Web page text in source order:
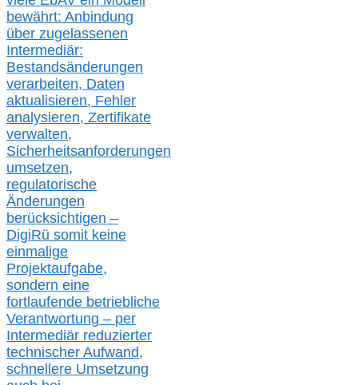
bewährt: Anbindung
über zugelassenen
Intermediär:
Bestandsänderungen
verarbeiten, Daten
aktualisieren, Fehler
analysieren, Zertifikate
verwalten,
Sicherheitsanforderungen
umsetzen,
regulatorische
Änderungen
berücksichtigen –
DigiRü somit keine
einmalige
Projektaufgabe,
sondern eine
fortlaufende betriebliche
Verantwortung – per
Intermediär reduzierter
technischer Aufwand,
schnellere Umsetzung